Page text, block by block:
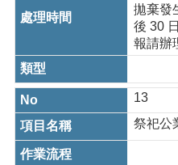
拋棄發
後 30
報請辦
13
祭祀公